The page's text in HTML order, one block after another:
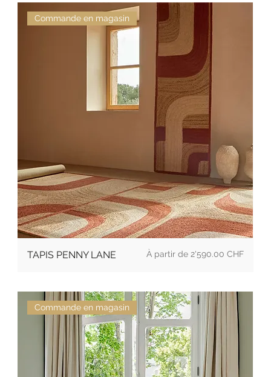
Commande en magasin
TAPIS PENNY LANE Prix 2'590.00 CHF
Commande en magasin